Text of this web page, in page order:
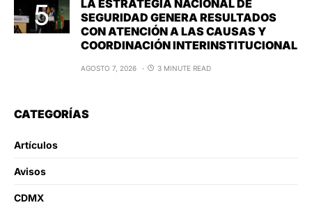
LA ESTRATEGIA NACIONAL DE
SEGURIDAD GENERA RESULTADOS
CON ATENCIÓN A LAS CAUSAS Y
COORDINACIÓN INTERINSTITUCIONAL
AGOSTO 7, 2026 3 MINUTE READ
CATEGORÍAS
Artículos
Avisos
CDMX